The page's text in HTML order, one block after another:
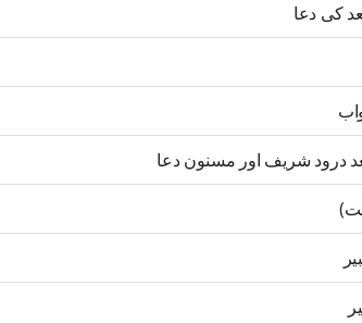
کی دعا
درود شریف اور مسنون دعا